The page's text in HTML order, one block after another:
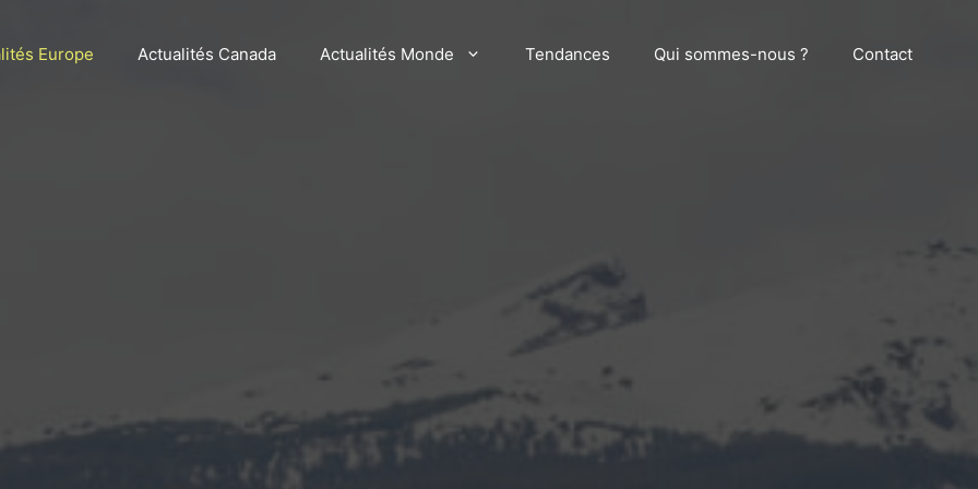
Europe Actualités Canada Actualités Monde Tendances Qui sommes-nous ? Contact